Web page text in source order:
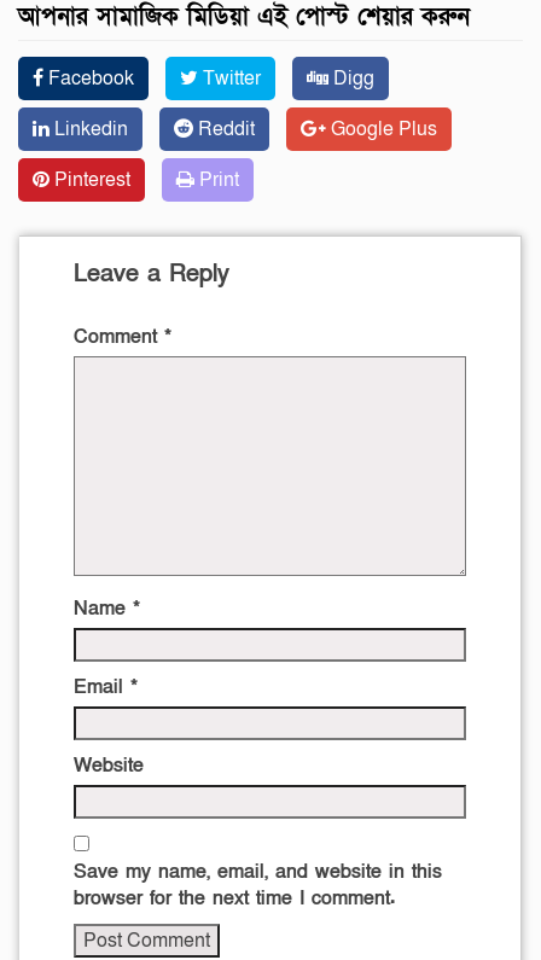
আপনার সামাজিক মিডিয়া এই পোস্ট শেয়ার করুন
Facebook Twitter
Digg
Linkedin
Reddit
Google Plus
Pinterest
Print
Leave a Reply
Comment *
Name *
Email *
Website
Save my name, email, and website in this
browser for the next time I comment.